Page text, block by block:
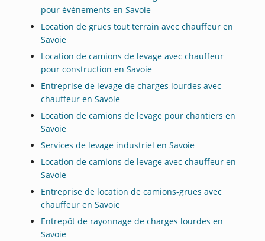
pour événements en Savoie
Location de grues tout terrain avec chauffeur en
Savoie
Location de camions de levage avec chauffeur
pour construction en Savoie
Entreprise de levage de charges lourdes avec
chauffeur en Savoie
Location de camions de levage pour chantiers en
Savoie
Services de levage industriel en Savoie
Location de camions de levage avec chauffeur en
Savoie
Entreprise de location de camions-grues avec
chauffeur en Savoie
Entrepôt de rayonnage de charges lourdes en
Savoie